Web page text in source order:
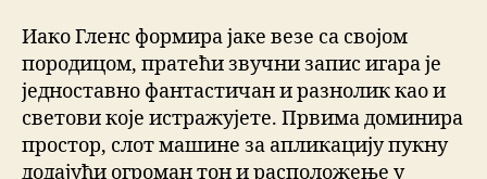
Иако Гленс формира јаке везе са својом
породицом, пратећи звучни запис игара је
једноставно фантастичан и разнолик као и
светови које истражујете. Првима доминира
простор, слот машине за апликацију пукну
додајући огроман тон и расположење у